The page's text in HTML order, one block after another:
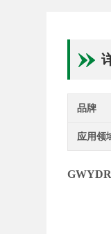
品牌
应用领